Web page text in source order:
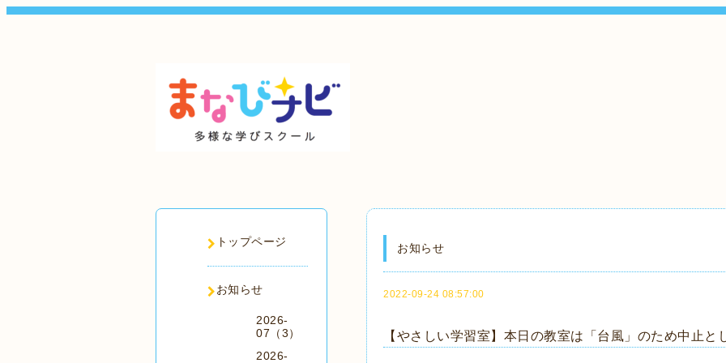
お知らせ
2022-09-24 08:57:00
【やさしい学習室】本日の教室は「台風」のため中止と
トップページ
お知らせ
2026-
07（3）
2026-